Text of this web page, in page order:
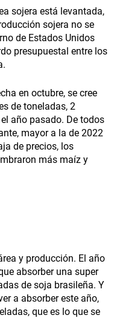
sojera está levantada,
sojera no se
de Estados Unidos
presupuestal entre los
en octubre, se cree
de toneladas, 2
año pasado. De todos
mayor a la de 2022
de precios, los
más maíz y
y producción. El año
absorber una super
de soja brasileña. Y
a absorber este año,
que es lo que se